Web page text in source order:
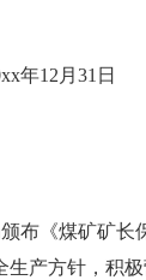
年12月31日
布《煤矿矿长
生产方针，积